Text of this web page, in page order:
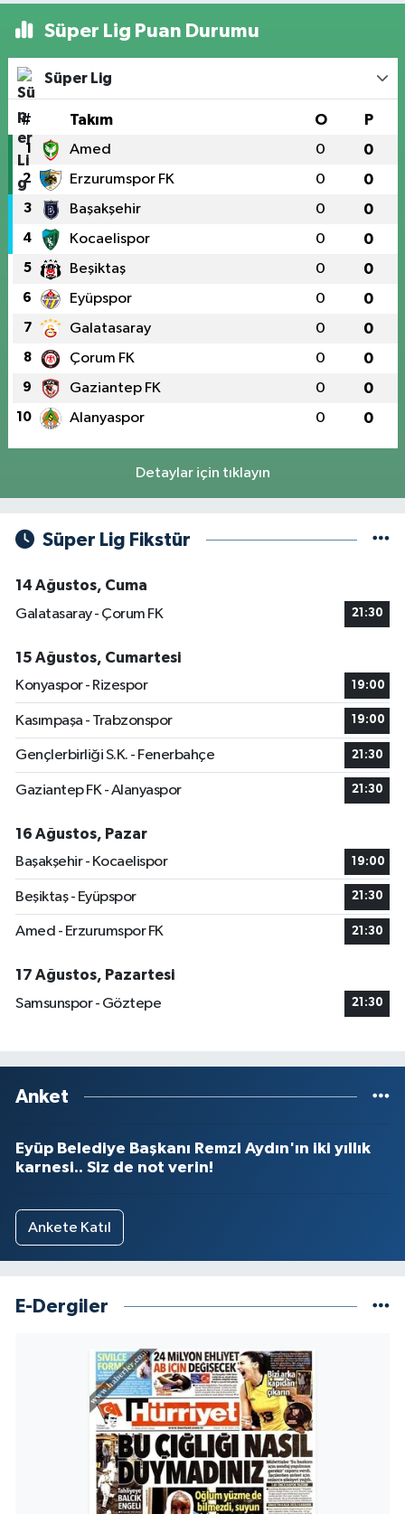
Süper Lig Puan Durumu
Süper Lig
# Takım O P
1 Amed 0 0
2 Erzurumspor FK 0 0
3 Başakşehir 0 0
4 Kocaelispor 0 0
5 Beşiktaş 0 0
6 Eyüpspor 0 0
7 Galatasaray 0 0
8 Çorum FK 0 0
9 Gaziantep FK 0 0
10 Alanyaspor 0 0
Detaylar için tıklayın
Süper Lig Fikstür
14 Ağustos, Cuma
Galatasaray - Çorum FK
21:30
15 Ağustos, Cumartesi
Konyaspor - Rizespor
19:00
Kasımpaşa - Trabzonspor 19:00
Gençlerbirliği S.K. - Fenerbahçe 21:30
Gaziantep FK - Alanyaspor 21:30
16 Ağustos, Pazar
Başakşehir - Kocaelispor
19:00
Beşiktaş - Eyüpspor 21:30
Amed - Erzurumspor FK 21:30
17 Ağustos, Pazartesi
Samsunspor - Göztepe
21:30
Anket
Eyüp Belediye Başkanı Remzi Aydın'ın iki yıllık
karnesi.. Siz de not verin!
Ankete Katıl
E-Dergiler